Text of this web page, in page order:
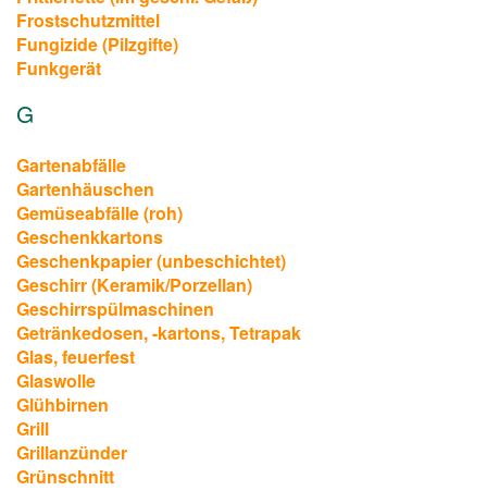
Frostschutzmittel
Fungizide (Pilzgifte)
Funkgerät
G
Gartenabfälle
Gartenhäuschen
Gemüseabfälle (roh)
Geschenkkartons
Geschenkpapier (unbeschichtet)
Geschirr (Keramik/Porzellan)
Geschirrspülmaschinen
Getränkedosen, -kartons, Tetrapak
Glas, feuerfest
Glaswolle
Glühbirnen
Grill
Grillanzünder
Grünschnitt